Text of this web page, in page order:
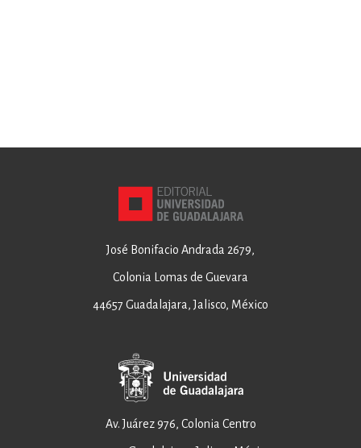
José Bonifacio Andrada 2679,
Colonia Lomas de Guevara
44657 Guadalajara, Jalisco, México
Av. Juárez 976, Colonia Centro